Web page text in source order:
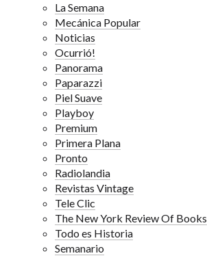
La Semana
Mecánica Popular
Noticias
Ocurrió!
Panorama
Paparazzi
Piel Suave
Playboy
Premium
Primera Plana
Pronto
Radiolandia
Revistas Vintage
Tele Clic
The New York Review Of Books
Todo es Historia
Semanario